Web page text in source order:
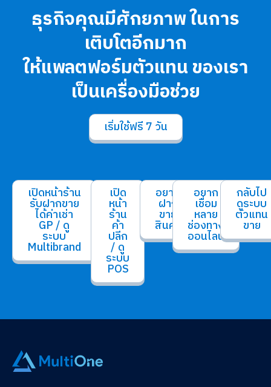
ธุรกิจคุณมีศักยภาพในการ
เติบโตอีกมาก
ให้แพลตฟอร์มตัวแทนของเรา
เป็นเครื่องมือช่วย
เริ่มใช้ฟรี 7 วัน
เปิดหน้าร้าน
รับฝากขาย
ได้ค่าเช่า
GP / ดู
ระบบ
Multibrand
เปิด
หน้า
ร้าน
ค้า
ปลีก
/ ดู
ระบบ
POS
อยาก
ฝาก
ขาย
สินค้า
อยาก
เชื่อม
หลาย
ช่องทาง
ออนไลน์
กลับไป
ดูระบบ
ตัวแทน
ขาย